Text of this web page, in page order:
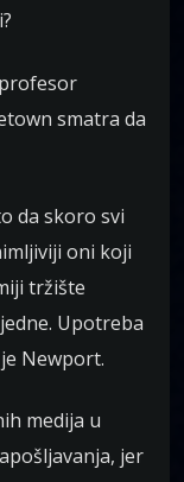
smatra da
da skoro svi
oni koji
tržište
Upotreba
Newport.
medija u
jer